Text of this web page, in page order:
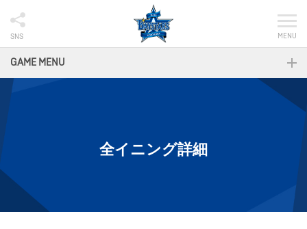
SNS MENU
GAME MENU
全イニング詳細